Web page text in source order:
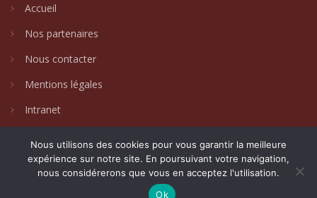
Accueil
Nos partenaires
Nous contacter
Mentions légales
Intranet
2024 © Villages de caractère du Var. Un site créé parDAKIN
Communication Globale
Nous utilisons des cookies pour vous garantir la meilleure
expérience sur notre site. En poursuivant votre navigation,
nous considérerons que vous en acceptez l'utilisation.
Ok